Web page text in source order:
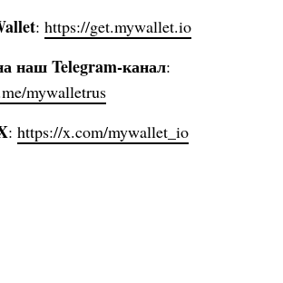
: https://get.mywallet.io
наш Telegram-канал:
mywalletrus
: https://x.com/mywallet_io